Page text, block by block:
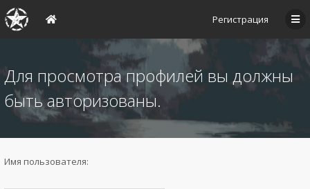
Регистрация
Для просмотра профилей вы должны
быть авторизованы.
Имя пользователя: